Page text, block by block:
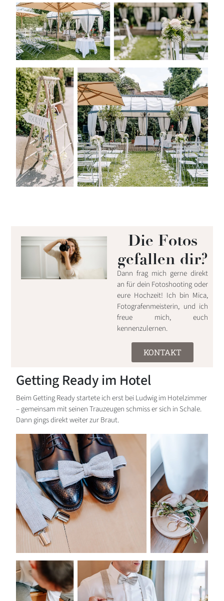
Die Fotos
gefallen dir?
Dann frag mich gerne direkt
an für dein Fotoshooting oder
eure Hochzeit! Ich bin Mica,
Fotografenmeisterin, und ich
freue mich, euch
kennenzulernen.
KONTAKT
Getting Ready im Hotel
Beim Getting Ready startete ich erst bei Ludwig im Hotelzimmer
– gemeinsam mit seinen Trauzeugen schmiss er sich in Schale.
Dann gings direkt weiter zur Braut.